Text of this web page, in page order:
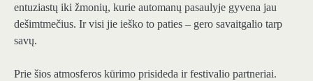
entuziastų iki žmonių, kurie automanų pasaulyje gyvena jau
dešimtmečius. Ir visi jie ieško to paties – gero savaitgalio tarp
savų.
Prie šios atmosferos kūrimo prisideda ir festivalio partneriai.